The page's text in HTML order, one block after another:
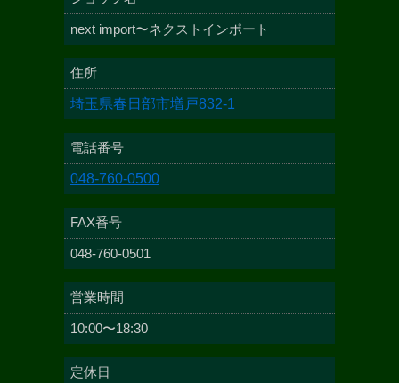
next import〜ネクストインポート
住所
埼玉県春日部市増戸832-1
電話番号
048-760-0500
FAX番号
048-760-0501
営業時間
10:00〜18:30
定休日